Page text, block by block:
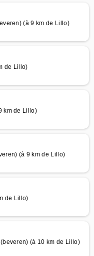
(à 9 km de Lillo)
de Lillo)
km de Lillo)
(à 9 km de Lillo)
de Lillo)
(à 10 km de Lillo)